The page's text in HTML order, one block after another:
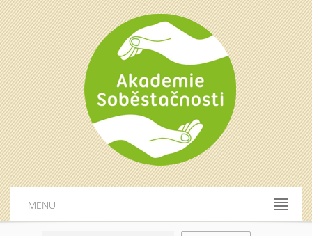
MENU